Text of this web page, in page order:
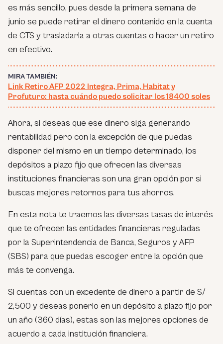
es más sencillo, pues desde la primera semana de
junio se puede retirar el dinero contenido en la cuenta
de CTS y trasladarla a otras cuentas o hacer un retiro
en efectivo.
MIRA TAMBIÉN:
Link Retiro AFP 2022 Integra, Prima, Habitat y
Profuturo: hasta cuándo puedo solicitar los 18400 soles
Ahora, si deseas que ese dinero siga generando
rentabilidad pero con la excepción de que puedas
disponer del mismo en un tiempo determinado, los
depósitos a plazo fijo que ofrecen las diversas
instituciones financieras son una gran opción por si
buscas mejores retornos para tus ahorros.
En esta nota te traemos las diversas tasas de interés
que te ofrecen las entidades financieras reguladas
por la Superintendencia de Banca, Seguros y AFP
(SBS) para que puedas escoger entre la opción que
más te convenga.
Si cuentas con un excedente de dinero a partir de S/
2,500 y deseas ponerlo en un depósito a plazo fijo por
un año (360 días), estas son las mejores opciones de
acuerdo a cada institución financiera.